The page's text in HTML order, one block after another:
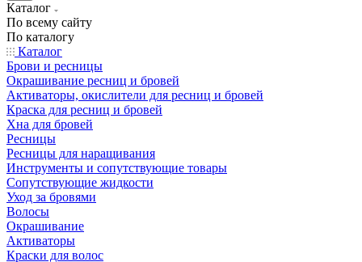
Каталог
По всему сайту
По каталогу
Каталог
Брови и ресницы
Окрашивание ресниц и бровей
Активаторы, окислители для ресниц и бровей
Краска для ресниц и бровей
Хна для бровей
Ресницы
Ресницы для наращивания
Инструменты и сопутствующие товары
Сопутствующие жидкости
Уход за бровями
Волосы
Окрашивание
Активаторы
Краски для волос